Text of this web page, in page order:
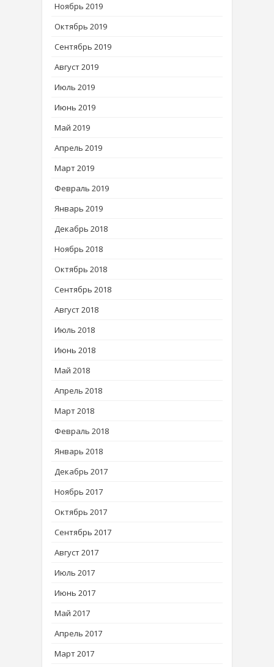
Ноябрь 2019
Октябрь 2019
Сентябрь 2019
Август 2019
Июль 2019
Июнь 2019
Май 2019
Апрель 2019
Март 2019
Февраль 2019
Январь 2019
Декабрь 2018
Ноябрь 2018
Октябрь 2018
Сентябрь 2018
Август 2018
Июль 2018
Июнь 2018
Май 2018
Апрель 2018
Март 2018
Февраль 2018
Январь 2018
Декабрь 2017
Ноябрь 2017
Октябрь 2017
Сентябрь 2017
Август 2017
Июль 2017
Июнь 2017
Май 2017
Апрель 2017
Март 2017